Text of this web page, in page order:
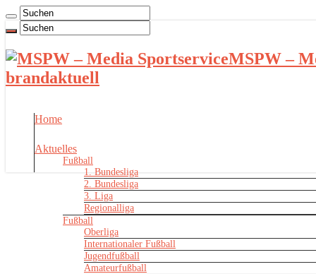
MSPW –
brandaktuell
Home
Aktuelles
Fußball
1. Bundesliga
2. Bundesliga
3. Liga
Regionalliga
Fußball
Oberliga
Internationaler Fußball
Jugendfußball
Amateurfußball